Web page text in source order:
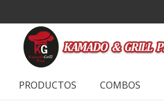
PRODUCTOS COMBOS